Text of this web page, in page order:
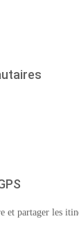
et partager les